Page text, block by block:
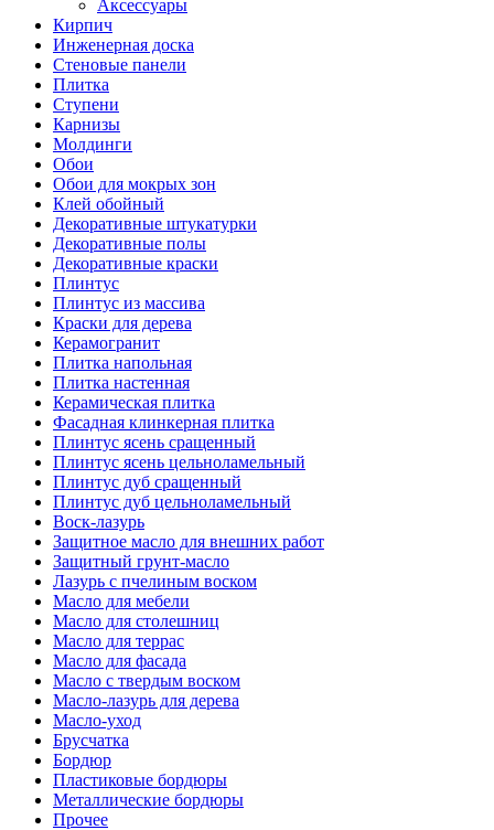
Аксессуары
Кирпич
Инженерная доска
Стеновые панели
Плитка
Ступени
Карнизы
Молдинги
Обои
Обои для мокрых зон
Клей обойный
Декоративные штукатурки
Декоративные полы
Декоративные краски
Плинтус
Плинтус из массива
Краски для дерева
Керамогранит
Плитка напольная
Плитка настенная
Керамическая плитка
Фасадная клинкерная плитка
Плинтус ясень сращенный
Плинтус ясень цельноламельный
Плинтус дуб сращенный
Плинтус дуб цельноламельный
Воск-лазурь
Защитное масло для внешних работ
Защитный грунт-масло
Лазурь с пчелиным воском
Масло для мебели
Масло для столешниц
Масло для террас
Масло для фасада
Масло с твердым воском
Масло-лазурь для дерева
Масло-уход
Брусчатка
Бордюр
Пластиковые бордюры
Металлические бордюры
Прочее